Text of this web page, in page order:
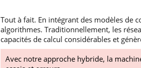
Tout à fait. En intégrant des modèles de
algorithmes. Traditionnellement, les
capacités de calcul considérables et
Avec notre approche hybride, la